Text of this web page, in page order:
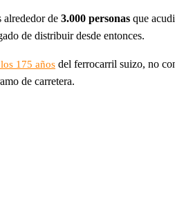
alrededor de 3.000 personas que
de distribuir desde entonces.
175 años del ferrocarril suizo, no
de carretera.